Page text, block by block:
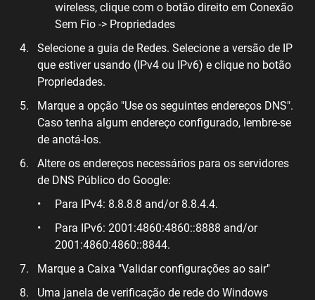
wireless, clique com o botão direito em Conexão
Sem Fio -> Propriedades
Selecione a guia de Redes. Selecione a versão de IP
que estiver usando (IPv4 ou IPv6) e clique no botão
Propriedades.
Marque a opção "Use os seguintes endereços DNS".
Caso tenha algum endereço configurado, lembre-se
de anotá-los.
Altere os endereços necessários para os servidores
de DNS Público do Google:
Para IPv4: 8.8.8.8 and/or 8.8.4.4.
Para IPv6: 2001:4860:4860::8888 and/or
2001:4860:4860::8844.
Marque a Caixa "Validar configurações ao sair"
Uma janela de verificação de rede do Windows